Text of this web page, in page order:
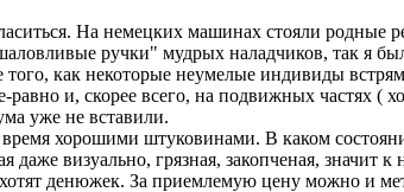
На немецких машинах стояли
ручки" мудрых наладчиков, так я
как некоторые неумелые индивиды
и, скорее всего, на подвижных частях (
уже не вставили.
хорошими штуковинами. В каком
визуально, грязная, закопченая,
денюжек. За приемлемую цену можно и